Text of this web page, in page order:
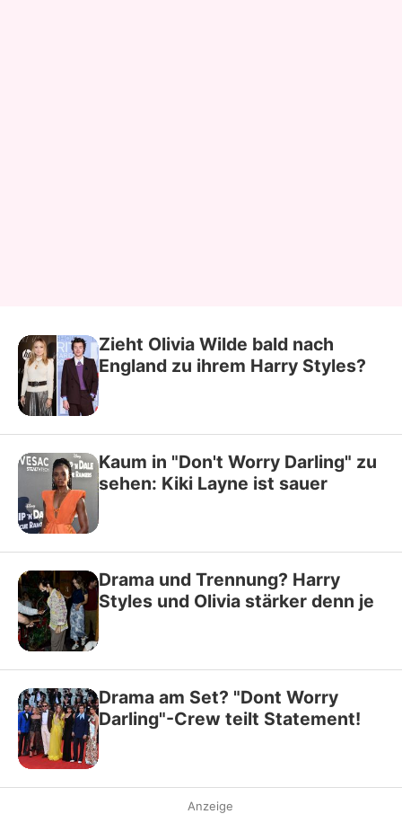
Zieht Olivia Wilde bald nach
England zu ihrem Harry Styles?
Kaum in "Don't Worry Darling" zu
sehen: Kiki Layne ist sauer
Drama und Trennung? Harry
Styles und Olivia stärker denn je
Drama am Set? "Dont Worry
Darling"-Crew teilt Statement!
Anzeige